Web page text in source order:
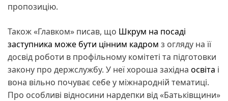
пропозицію.
Також «Главком» писав, що Шкрум на посаді
заступника може бути цінним кадром з огляду на її
досвід роботи в профільному комітеті та підготовки
закону про держслужбу. У неї хороша західна освіта і
вона вільно почуває себе у міжнародній тематиці.
Про особливі відносини нардепки від «Батьківщини»